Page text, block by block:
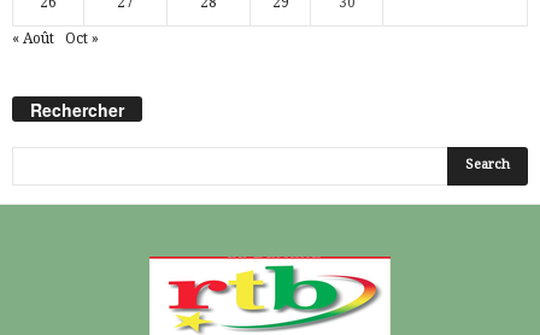
« Août Oct »
Rechercher